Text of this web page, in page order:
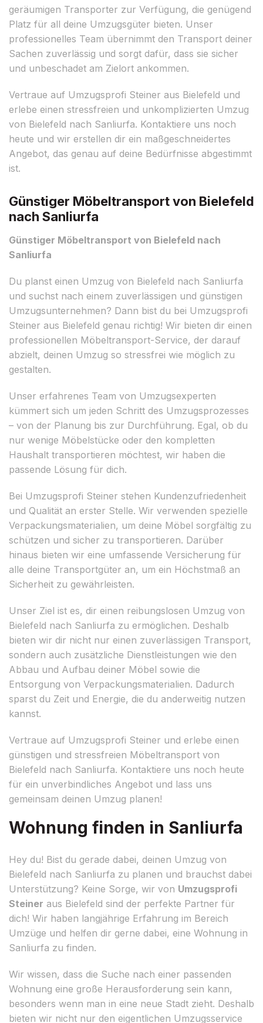
geräumigen Transporter zur Verfügung, die genügend
Platz für all deine Umzugsgüter bieten. Unser
professionelles Team übernimmt den Transport deiner
Sachen zuverlässig und sorgt dafür, dass sie sicher
und unbeschadet am Zielort ankommen.
Vertraue auf Umzugsprofi Steiner aus Bielefeld und
erlebe einen stressfreien und unkomplizierten Umzug
von Bielefeld nach Sanliurfa. Kontaktiere uns noch
heute und wir erstellen dir ein maßgeschneidertes
Angebot, das genau auf deine Bedürfnisse abgestimmt
ist.
Günstiger Möbeltransport von Bielefeld
nach Sanliurfa
Günstiger Möbeltransport von Bielefeld nach
Sanliurfa
Du planst einen Umzug von Bielefeld nach Sanliurfa
und suchst nach einem zuverlässigen und günstigen
Umzugsunternehmen? Dann bist du bei Umzugsprofi
Steiner aus Bielefeld genau richtig! Wir bieten dir einen
professionellen Möbeltransport-Service, der darauf
abzielt, deinen Umzug so stressfrei wie möglich zu
gestalten.
Unser erfahrenes Team von Umzugsexperten
kümmert sich um jeden Schritt des Umzugsprozesses
– von der Planung bis zur Durchführung. Egal, ob du
nur wenige Möbelstücke oder den kompletten
Haushalt transportieren möchtest, wir haben die
passende Lösung für dich.
Bei Umzugsprofi Steiner stehen Kundenzufriedenheit
und Qualität an erster Stelle. Wir verwenden spezielle
Verpackungsmaterialien, um deine Möbel sorgfältig zu
schützen und sicher zu transportieren. Darüber
hinaus bieten wir eine umfassende Versicherung für
alle deine Transportgüter an, um ein Höchstmaß an
Sicherheit zu gewährleisten.
Unser Ziel ist es, dir einen reibungslosen Umzug von
Bielefeld nach Sanliurfa zu ermöglichen. Deshalb
bieten wir dir nicht nur einen zuverlässigen Transport,
sondern auch zusätzliche Dienstleistungen wie den
Abbau und Aufbau deiner Möbel sowie die
Entsorgung von Verpackungsmaterialien. Dadurch
sparst du Zeit und Energie, die du anderweitig nutzen
kannst.
Vertraue auf Umzugsprofi Steiner und erlebe einen
günstigen und stressfreien Möbeltransport von
Bielefeld nach Sanliurfa. Kontaktiere uns noch heute
für ein unverbindliches Angebot und lass uns
gemeinsam deinen Umzug planen!
Wohnung finden in Sanliurfa
Hey du! Bist du gerade dabei, deinen Umzug von
Bielefeld nach Sanliurfa zu planen und brauchst dabei
Unterstützung? Keine Sorge, wir von Umzugsprofi
Steiner aus Bielefeld sind der perfekte Partner für
dich! Wir haben langjährige Erfahrung im Bereich
Umzüge und helfen dir gerne dabei, eine Wohnung in
Sanliurfa zu finden.
Wir wissen, dass die Suche nach einer passenden
Wohnung eine große Herausforderung sein kann,
besonders wenn man in eine neue Stadt zieht. Deshalb
bieten wir nicht nur den eigentlichen Umzugsservice